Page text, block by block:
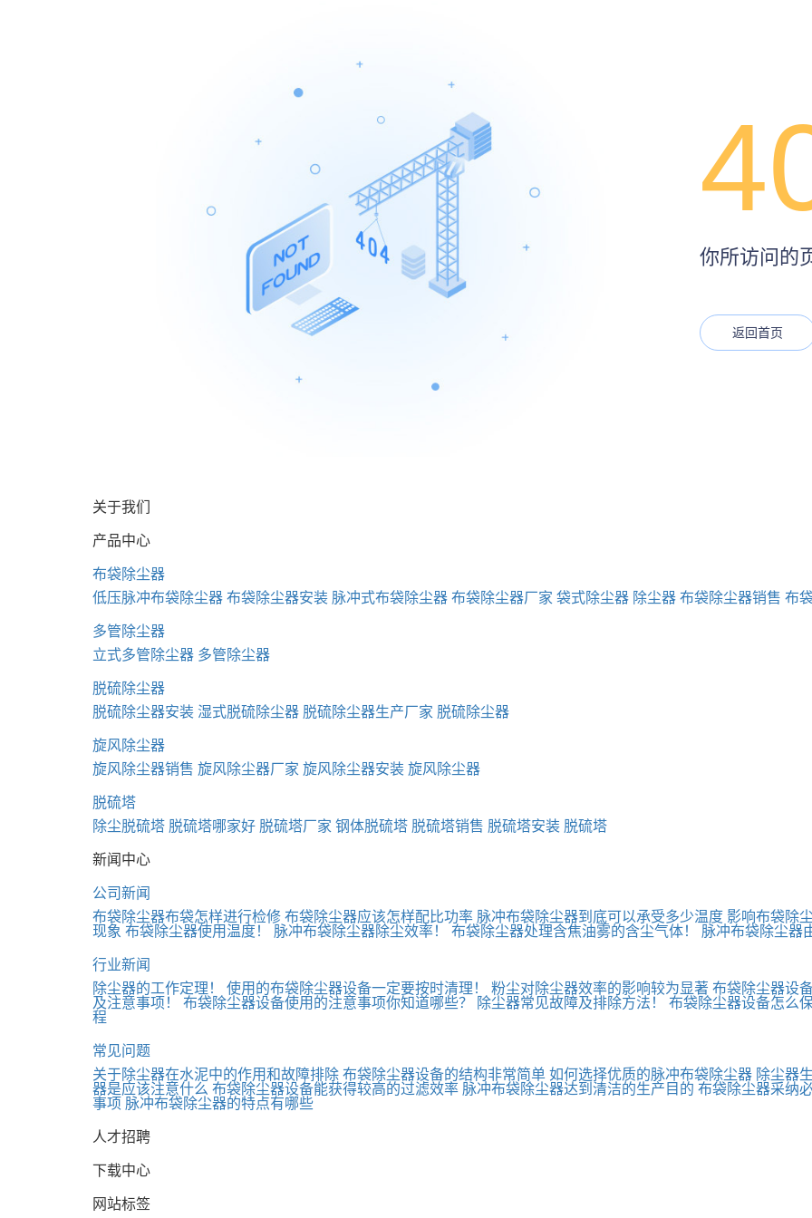
你所访问的
返回首页
关于我们
产品中心
布袋除尘器
低压脉冲布袋除尘器 布袋除尘器安装 脉冲式布袋除尘器 布袋除尘器厂家 袋式除尘器 除尘器 布袋除尘器销售 布
多管除尘器
立式多管除尘器 多管除尘器
脱硫除尘器
脱硫除尘器安装 湿式脱硫除尘器 脱硫除尘器生产厂家 脱硫除尘器
旋风除尘器
旋风除尘器销售 旋风除尘器厂家 旋风除尘器安装 旋风除尘器
脱硫塔
除尘脱硫塔 脱硫塔哪家好 脱硫塔厂家 钢体脱硫塔 脱硫塔销售 脱硫塔安装 脱硫塔
新闻中心
公司新闻
布袋除尘器布袋怎样进行检修 布袋除尘器应该怎样配比功率 脉冲布袋除尘器到底可以承受多少温度 影响布袋除
现象 布袋除尘器使用温度！ 脉冲布袋除尘器除尘效率！ 布袋除尘器处理含焦油雾的含尘气体！ 脉冲布袋除尘器
行业新闻
除尘器的工作定理！
使用的布袋除尘器设备一定要按时清理！ 粉尘对除尘器效率的影响较为显著 布袋除尘器设
及注意事项！
布袋除尘器设备使用的注意事项你知道哪些？ 除尘器常见故障及排除方法！ 布袋除尘器设备怎么
程
常见问题
关于除尘器在水泥中的作用和故障排除 布袋除尘器设备的结构非常简单 如何选择优质的脉冲布袋除尘器 除尘器
器是应该注意什么 布袋除尘器设备能获得较高的过滤效率 脉冲布袋除尘器达到清洁的生产目的 布袋除尘器采纳
事项 脉冲布袋除尘器的特点有哪些
人才招聘
下载中心
网站标签